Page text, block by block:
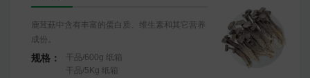
鹿茸菇中含有丰富的蛋白质、维生素和其它营养
成份。
规格：
干品/600g 纸箱
干品/5Kg 纸箱